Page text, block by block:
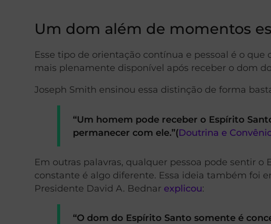
Um dom além de momentos
Esse tipo de orientação contínua e pessoal é o
mais plenamente disponível após receber o dom
Joseph Smith ensinou essa distinção de forma
“Um homem pode receber o Espírito
permanecer com ele.”(Doutrina e
Em outras palavras, qualquer pessoa pode sentir o
constante é algo diferente. Essa ideia também foi
Presidente David A. Bednar explicou:
“O dom do Espírito Santo somente é